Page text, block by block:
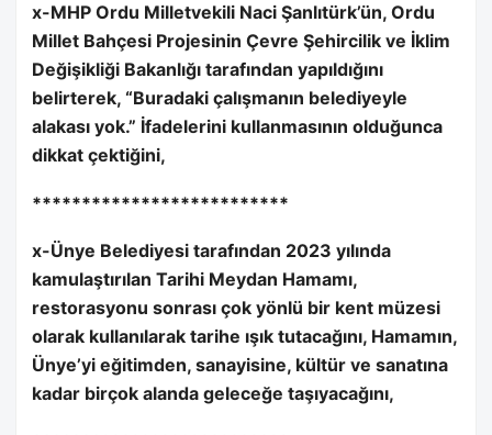
x-MHP Ordu Milletvekili Naci Şanlıtürk’ün, Ordu
Millet Bahçesi Projesinin Çevre Şehircilik ve İklim
Değişikliği Bakanlığı tarafından yapıldığını
belirterek, “Buradaki çalışmanın belediyeyle
alakası yok.” İfadelerini kullanmasının olduğunca
dikkat çektiğini,
**************************
x-Ünye Belediyesi tarafından 2023 yılında
kamulaştırılan Tarihi Meydan Hamamı,
restorasyonu sonrası çok yönlü bir kent müzesi
olarak kullanılarak tarihe ışık tutacağını, Hamamın,
Ünye’yi eğitimden, sanayisine, kültür ve sanatına
kadar birçok alanda geleceğe taşıyacağını,